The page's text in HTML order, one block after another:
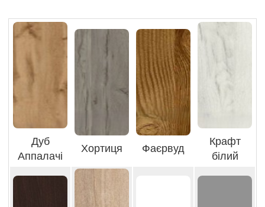
Дуб
Аппалачі
Хортиця Фаєрвуд
Крафт
білий